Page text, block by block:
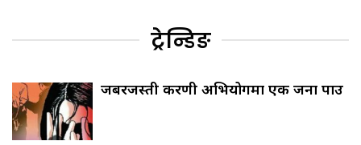
ट्रेन्डिङ
जबरजस्ती करणी अभियोगमा एक जना पक्राउ